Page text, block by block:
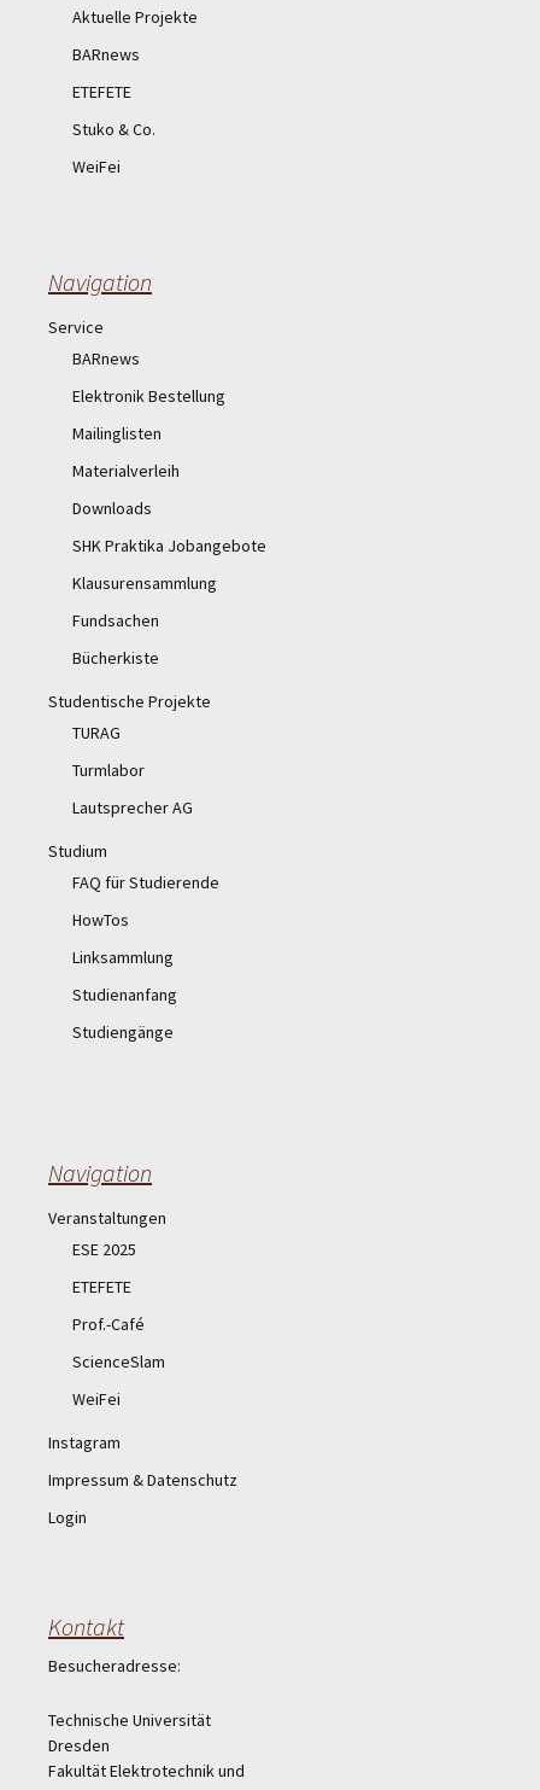
Aktuelle Projekte
BARnews
ETEFETE
Stuko & Co.
WeiFei
Navigation
Service
BARnews
Elektronik Bestellung
Mailinglisten
Materialverleih
Downloads
SHK Praktika Jobangebote
Klausurensammlung
Fundsachen
Bücherkiste
Studentische Projekte
TURAG
Turmlabor
Lautsprecher AG
Studium
FAQ für Studierende
HowTos
Linksammlung
Studienanfang
Studiengänge
Navigation
Veranstaltungen
ESE 2025
ETEFETE
Prof.-Café
ScienceSlam
WeiFei
Instagram
Impressum & Datenschutz
Login
Kontakt
Besucheradresse:
Technische Universität
Dresden
Fakultät Elektrotechnik und